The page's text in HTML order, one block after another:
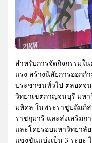
สำหรับการจัดกิจกรรมใ
แรง สร้างนิสัยการออกก
ประชาชนทั่วไป ตลอดจ
วิทยาเขตกาญจนบุรี มห
มหิดล ในพระราชูปถัมภ์
ราชกุมารี และส่งเสริมก
และโดยรอบมหาวิทยาลั
แข่งขันแบ่งเป็น 3 ระยะ